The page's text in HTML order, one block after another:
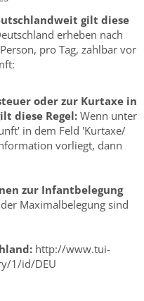
gilt diese
erheben nach
pro Tag, zahlbar vor
oder zur Kurtaxe in
diese Regel: Wenn unter
in dem Feld 'Kurtaxe/
vorliegt, dann
zur Infantbelegung
Maximalbelegung sind
http://www.tui-
1/id/DEU